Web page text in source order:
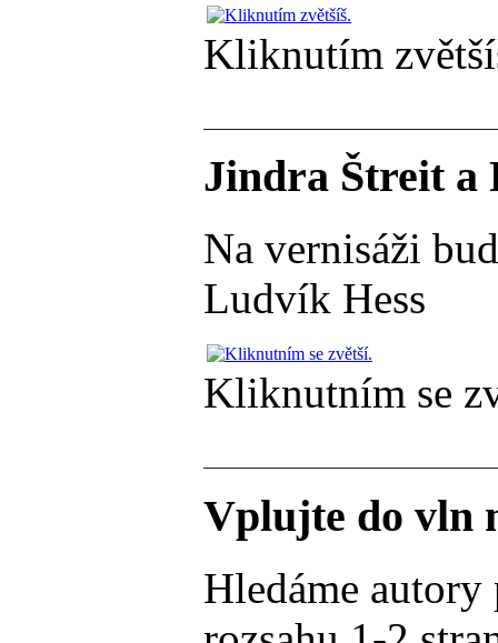
Kliknutím
Jindra Štreit a
Na vernisáži
Ludvík Hess
Kliknutním se
Vplujte do vln
Hledáme